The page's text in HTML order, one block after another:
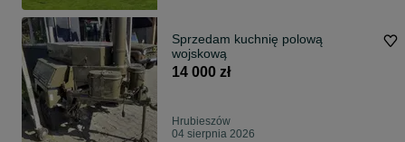
Sprzedam kuchnię polową
wojskową
14 000 zł
Hrubieszów
04 sierpnia 2026